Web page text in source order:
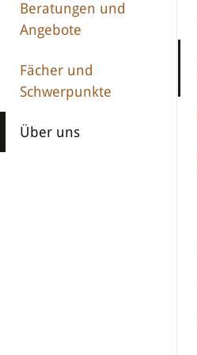
Beratungen und
Angebote
Fächer und
Schwerpunkte
Über uns